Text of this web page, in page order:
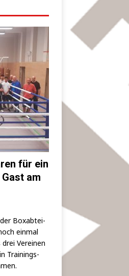
für ein
am
Box­ab­tei­
ein­mal
Ver­ei­nen
Trai­nings­